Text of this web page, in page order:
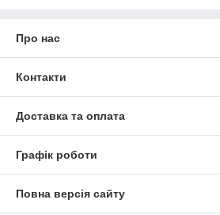
Про нас
Контакти
Доставка та оплата
Графік роботи
Повна версія сайту